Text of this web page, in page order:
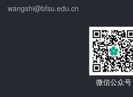
wangshi@bfsu.edu.cn
微信公众号